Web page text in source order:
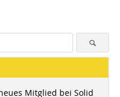
Mitglied bei Solid